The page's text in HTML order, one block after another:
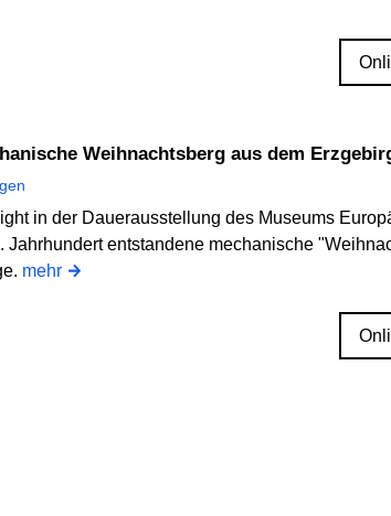
Weihnachtsberg aus dem
in der Dauerausstellung des Museums
Jahrhundert entstandene mechanische
mehr